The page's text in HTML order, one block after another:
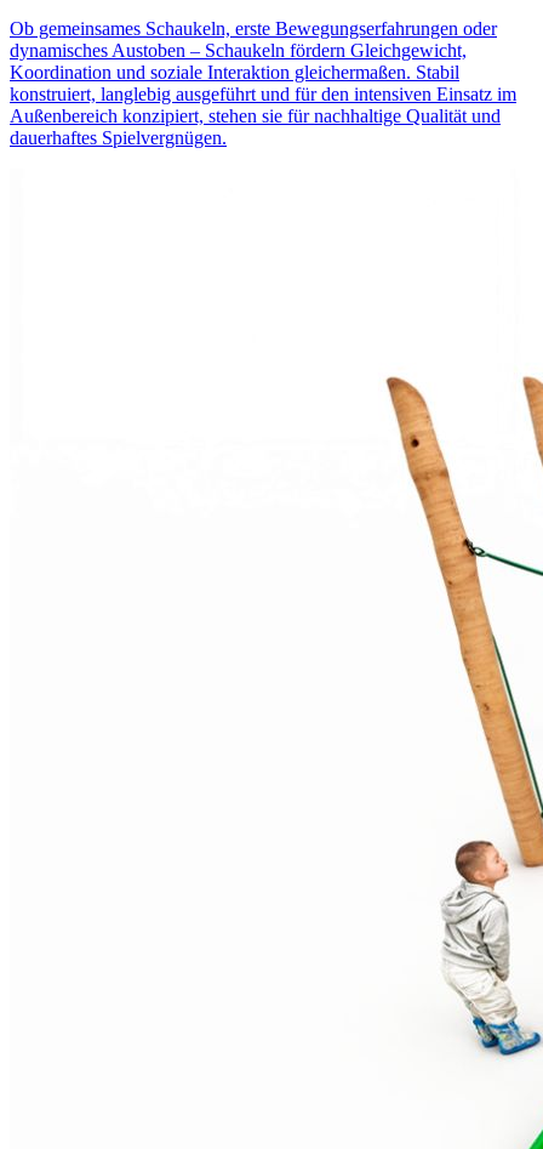
Ob gemeinsames Schaukeln, erste Bewegungserfahrungen oder
dynamisches Austoben – Schaukeln fördern Gleichgewicht,
Koordination und soziale Interaktion gleichermaßen. Stabil
konstruiert, langlebig ausgeführt und für den intensiven Einsatz im
Außenbereich konzipiert, stehen sie für nachhaltige Qualität und
dauerhaftes Spielvergnügen.